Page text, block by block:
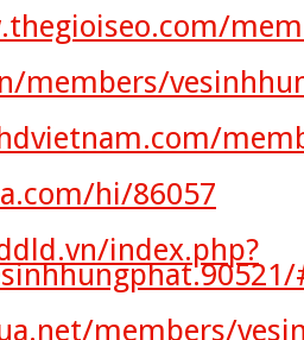
members/
hi/86057
index.php?
members/